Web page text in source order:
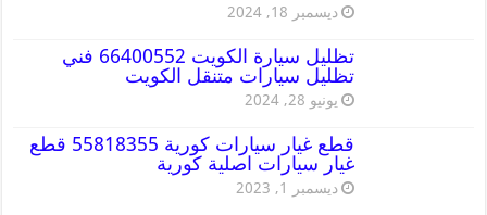
ديسمبر 18, 2024
تظليل سيارة الكويت 66400552 فني
تظليل سيارات متنقل الكويت
يونيو 28, 2024
قطع غيار سيارات كورية 55818355 قطع
غيار سيارات اصلية كورية
ديسمبر 1, 2023